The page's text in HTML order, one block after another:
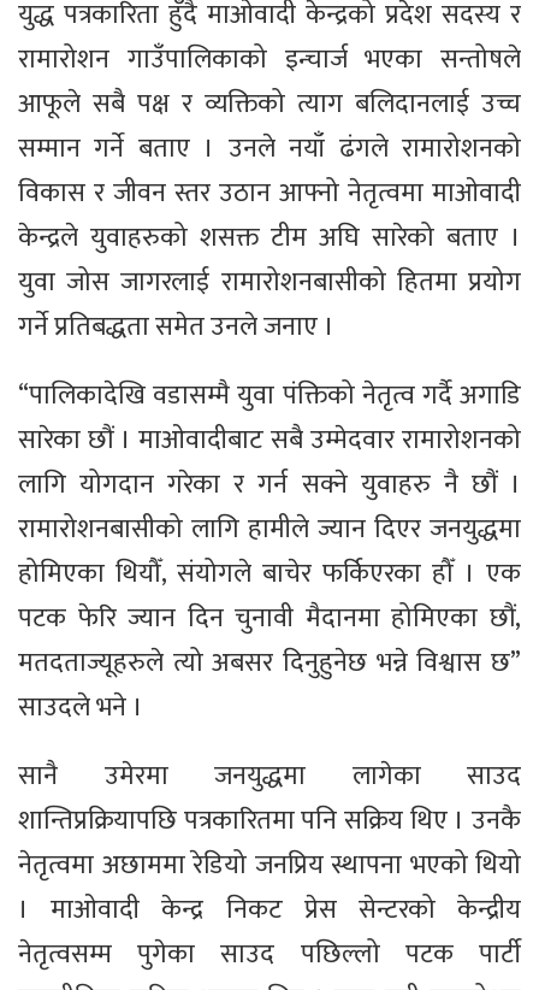
युद्ध पत्रकारिता हुँदै माओवादी केन्द्रको प्रदेश सदस्य र
रामारोशन गाउँपालिकाको इन्चार्ज भएका सन्तोषले
आफूले सबै पक्ष र व्यक्तिको त्याग बलिदानलाई उच्च
सम्मान गर्ने बताए । उनले नयाँ ढंगले रामारोशनको
विकास र जीवन स्तर उठान आफ्नो नेतृत्वमा माओवादी
केन्द्रले युवाहरुको शसक्त टीम अघि सारेको बताए ।
युवा जोस जागरलाई रामारोशनबासीको हितमा प्रयोग
गर्ने प्रतिबद्धता समेत उनले जनाए ।
“पालिकादेखि वडासम्मै युवा पंक्तिको नेतृत्व गर्दै अगाडि
सारेका छौं । माओवादीबाट सबै उम्मेदवार रामारोशनको
लागि योगदान गरेका र गर्न सक्ने युवाहरु नै छौं ।
रामारोशनबासीको लागि हामीले ज्यान दिएर जनयुद्धमा
होमिएका थियौँ, संयोगले बाचेर फर्किएरका हौँ । एक
पटक फेरि ज्यान दिन चुनावी मैदानमा होमिएका छौं,
मतदताज्यूहरुले त्यो अबसर दिनुहुनेछ भन्ने विश्वास छ”
साउदले भने ।
सानै उमेरमा जनयुद्धमा लागेका साउद
शान्तिप्रक्रियापछि पत्रकारितमा पनि सक्रिय थिए । उनकै
नेतृत्वमा अछाममा रेडियो जनप्रिय स्थापना भएको थियो
। माओवादी केन्द्र निकट प्रेस सेन्टरको केन्द्रीय
नेतृत्वसम्म पुगेका साउद पछिल्लो पटक पार्टी